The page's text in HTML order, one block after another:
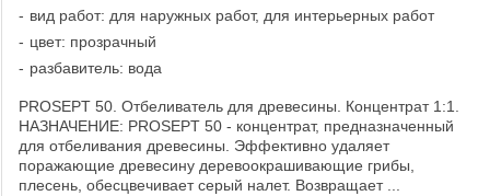
вид работ: для наружных работ, для интерьерных работ
цвет: прозрачный
разбавитель: вода
PROSEPT 50. Отбеливатель для древесины. Концентрат 1:1.
НАЗНАЧЕНИЕ: PROSEPT 50 - концентрат, предназначенный
для отбеливания древесины. Эффективно удаляет
поражающие древесину деревоокрашивающие грибы,
плесень, обесцвечивает серый налет. Возвращает ...